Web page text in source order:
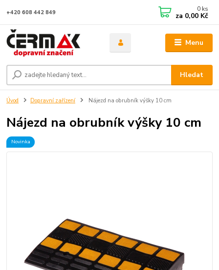
Menu
Hledat
+420 608 442 849 0 ks
za 0,00 Kč
Úvod Dopravní zařízení Nájezd na obrubník výšky 10 cm
Nájezd na obrubník výšky 10 cm
Novinka